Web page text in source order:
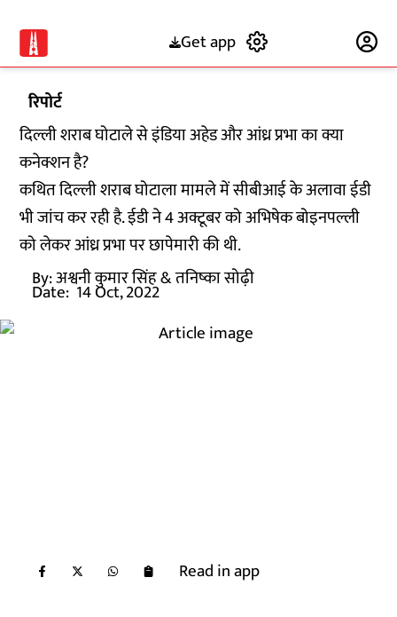
Get app
रिपोर्ट
दिल्ली शराब घोटाले से इंडिया अहेड और आंध्र प्रभा का क्या
कनेक्शन है?
कथित दिल्ली शराब घोटाला मामले में सीबीआई के अलावा ईडी
भी जांच कर रही है. ईडी ने 4 अक्टूबर को अभिषेक बोइनपल्ली
को लेकर आंध्र प्रभा पर छापेमारी की थी.
By:अश्वनी कुमार सिंह& तनिष्का सोढ़ी
Date: 14 Oct, 2022
Read in app